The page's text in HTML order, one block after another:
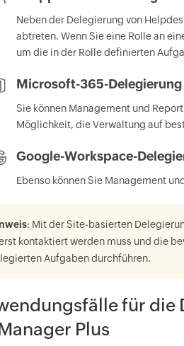
Neben der Delegierung von
abtreten. Wenn Sie eine Rolle an
um die in der Rolle definierten
Microsoft-365-Delegierung
Sie können Management und
Möglichkeit, die Verwaltung auf
Google-Workspace-
Ebenso können Sie Management
: Mit der Site-basierten
kontaktiert werden muss und die
Aufgaben durchführen.
für die
Plus